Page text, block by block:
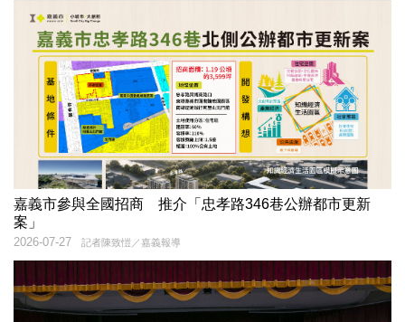
嘉義市參與全國招商 推介「忠孝路346巷公辦都市更新
案」
記者陳致愷／嘉義報導
2026-07-27